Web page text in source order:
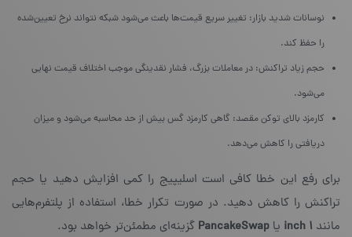
نوسانات شدید بازار: تغییر سریع قیمت‌ها باعث می‌شود شبکه نتواند نرخ تعیین‌شده
را حفظ کند.
حجم زیاد تراکنش: در معاملات بزرگ، فشار نقدینگی موجب اختلاف قیمت نهایی
می‌شود.
کارمزد بالای توکن مقصد: گاهی کارمزد گس بیش از حد محاسبه می‌شود و میزان
دریافتی را کاهش می‌دهد.
برای رفع این خطا کافی است اسلیپیج را کمی افزایش دهید یا حجم
تراکنش را کاهش دهید. در صورت تکرار خطا، استفاده از پلتفرم‌هایی
مانند ۱ inch یا PancakeSwap گزینه‌ای مطمئن‌تر خواهد بود.